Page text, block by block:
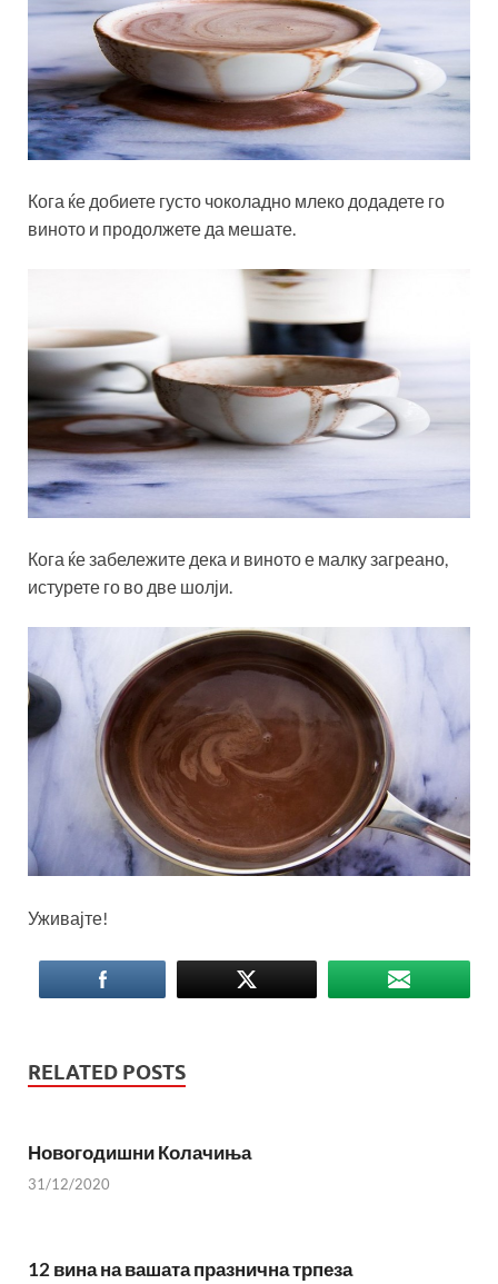
Кога ќе добиете густо чоколадно млеко додадете го
виното и продолжете да мешате.
Кога ќе забележите дека и виното е малку загреано,
истурете го во две шолји.
Уживајте!
RELATED POSTS
Новогодишни Колачиња
31/12/2020
12 вина на вашата празнична трпеза